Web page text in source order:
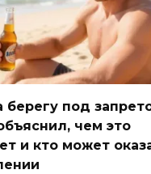
берегу под
чем это
и кто может